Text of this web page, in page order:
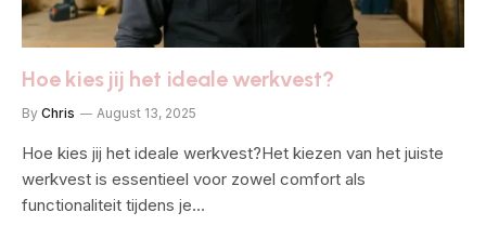
Hoe kies jij het ideale werkvest?
By Chris August 13, 2025
Hoe kies jij het ideale werkvest?Het kiezen van het juiste
werkvest is essentieel voor zowel comfort als
functionaliteit tijdens je…